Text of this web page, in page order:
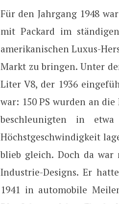
Für den Jahrgang 1948
mit Packard im
amerikanischen Luxus-
Markt zu bringen. Unter
Liter V8, der 1936
war: 150 PS wurden an
beschleunigten in
Höchstgeschwindigkeit
blieb gleich. Doch da war
Industrie-Designs. Er
1941 in automobile